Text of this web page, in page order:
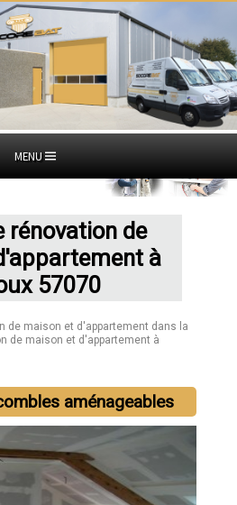
MENU
rénovation de
à
57070
de maison et d'appartement dans la
de maison et d'appartement à
aménageables